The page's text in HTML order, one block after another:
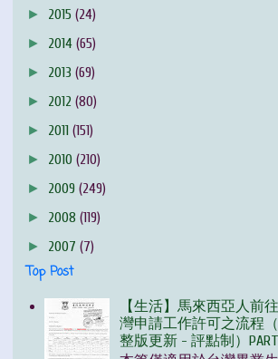
► 2015 (24)
► 2014 (65)
► 2013 (69)
► 2012 (80)
► 2011 (151)
► 2010 (210)
► 2009 (249)
► 2008 (119)
► 2007 (7)
Top Post
【生活】馬來西亞人前
灣申請工作許可之流程
整版更新 - 評點制）PART